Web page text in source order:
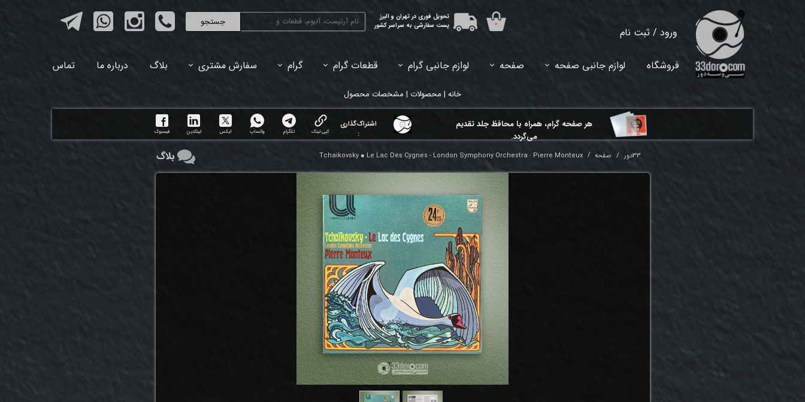
جستجو
ورود / ثبت نام
خروج از حساب کاربری
تحویل فوری در تهران و البرز
پست سفارشی به سراسر کشور
۰
فروشگاه لوازم جانبی صفحه صفحه لوازم جانبی گرام قطعات گرام گرام سفارش مشتری بلاگ درباره ما تماس
خانه | محصولات | مشخصات محصول
هر ​صفحه گرام، همراه با محافظ جلد تقدیم
می‌گردد.
اشتراک‌گذاری
:
کپی لینک تلگرام واتساپ ایکس لینکدین فیسبوک
Tchaikovsky ● Le Lac Des Cygnes - London Symphony Orchestra ⸱ Pierre Monteux بلاگ